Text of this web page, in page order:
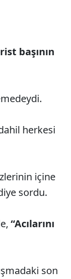
başının
herkesi
içine
sordu.
“Acılarını
son